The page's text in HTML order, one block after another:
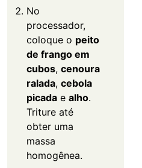
No
processador,
coloque o peito
de frango em
cubos, cenoura
ralada, cebola
picada e alho.
Triture até
obter uma
massa
homogênea.